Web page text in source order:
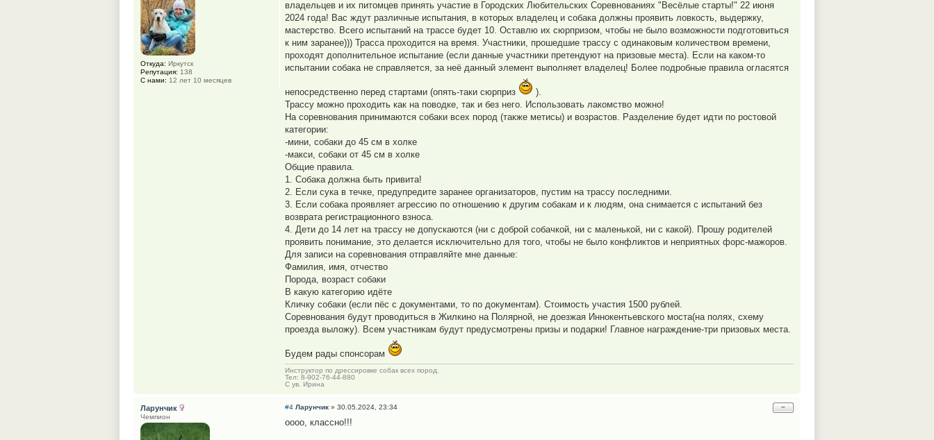
владельцев и их питомцев принять участие в Городских Любительских Соревнованиях "Весёлые старты!" 22 июня
2024 года! Вас ждут различные испытания, в которых владелец и собака должны проявить ловкость, выдержку,
мастерство. Всего испытаний на трассе будет 10. Оставлю их сюрпризом, чтобы не было возможности подготовиться
к ним заранее))) Трасса проходится на время. Участники, прошедшие трассу с одинаковым количеством времени,
проходят дополнительное испытание (если данные участники претендуют на призовые места). Если на каком-то
испытании собака не справляется, за неё данный элемент выполняет владелец! Более подробные правила огласятся
непосредственно перед стартами (опять-таки сюрприз
).
Трассу можно проходить как на поводке, так и без него. Использовать лакомство можно!
На соревнования принимаются собаки всех пород (также метисы) и возрастов. Разделение будет идти по ростовой
категории:
-мини, собаки до 45 см в холке
-макси, собаки от 45 см в холке
Общие правила.
1. Собака должна быть привита!
2. Если сука в течке, предупредите заранее организаторов, пустим на трассу последними.
3. Если собака проявляет агрессию по отношению к другим собакам и к людям, она снимается с испытаний без
возврата регистрационного взноса.
4. Дети до 14 лет на трассу не допускаются (ни с доброй собачкой, ни с маленькой, ни с какой). Прошу родителей
проявить понимание, это делается исключительно для того, чтобы не было конфликтов и неприятных форс-мажоров.
Для записи на соревнования отправляйте мне данные:
Фамилия, имя, отчество
Порода, возраст собаки
В какую категорию идёте
Кличку собаки (если пёс с документами, то по документам). Стоимость участия 1500 рублей.
Соревнования будут проводиться в Жилкино на Полярной, не доезжая Иннокентьевского моста(на полях, схему
проезда выложу). Всем участникам будут предусмотрены призы и подарки! Главное награждение-три призовых места.
Будем рады спонсорам
Инструктор по дрессировке собак всех пород.
Тел: 8-902-76-44-880
С ув. Ирина
Откуда: Иркутск
Репутация: 138
С нами: 12 лет 10 месяцев
−
#4 Ларунчик » 30.05.2024, 23:34
оооо, классно!!!
Ларунчик
Чемпион